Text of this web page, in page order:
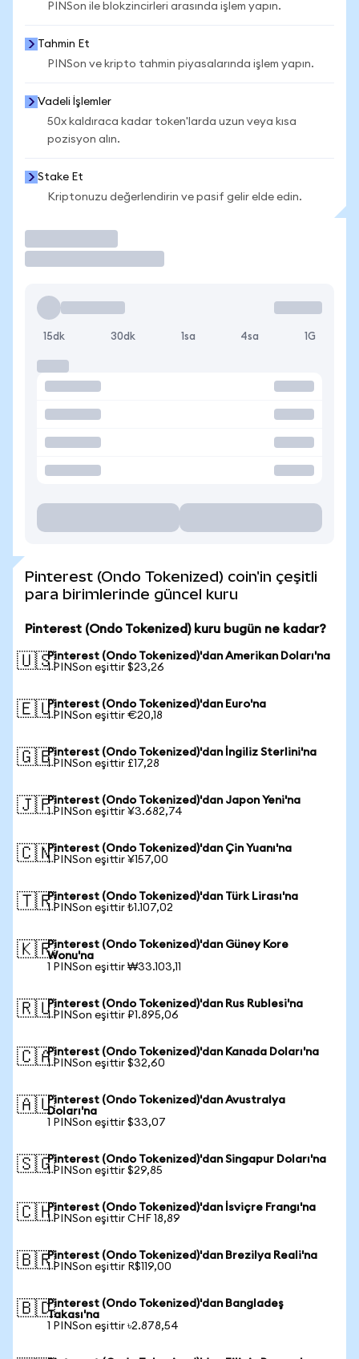
PINSon ile blokzincirleri arasında işlem yapın.
Tahmin Et
PINSon ve kripto tahmin piyasalarında işlem yapın.
Vadeli İşlemler
50x kaldıraca kadar token'larda uzun veya kısa
pozisyon alın.
Stake Et
Kriptonuzu değerlendirin ve pasif gelir elde edin.
15dk 30dk 1sa 4sa 1G
Pinterest (Ondo Tokenized) coin'in çeşitli
para birimlerinde güncel kuru
Pinterest (Ondo Tokenized) kuru bugün ne kadar?
🇺🇸Pinterest (Ondo Tokenized)'dan Amerikan Doları'na
1 PINSon eşittir $23,26
🇪🇺Pinterest (Ondo Tokenized)'dan Euro'na
1 PINSon eşittir €20,18
🇬🇧Pinterest (Ondo Tokenized)'dan İngiliz Sterlini'na
1 PINSon eşittir £17,28
🇯🇵Pinterest (Ondo Tokenized)'dan Japon Yeni'na
1 PINSon eşittir ¥3.682,74
🇨🇳Pinterest (Ondo Tokenized)'dan Çin Yuanı'na
1 PINSon eşittir ¥157,00
🇹🇷Pinterest (Ondo Tokenized)'dan Türk Lirası'na
1 PINSon eşittir ₺1.107,02
🇰🇷Pinterest (Ondo Tokenized)'dan Güney Kore
Wonu'na
1 PINSon eşittir ₩33.103,11
🇷🇺Pinterest (Ondo Tokenized)'dan Rus Rublesi'na
1 PINSon eşittir ₽1.895,06
🇨🇦Pinterest (Ondo Tokenized)'dan Kanada Doları'na
1 PINSon eşittir $32,60
🇦🇺Pinterest (Ondo Tokenized)'dan Avustralya
Doları'na
1 PINSon eşittir $33,07
🇸🇬Pinterest (Ondo Tokenized)'dan Singapur Doları'na
1 PINSon eşittir $29,85
🇨🇭Pinterest (Ondo Tokenized)'dan İsviçre Frangı'na
1 PINSon eşittir CHF 18,89
🇧🇷Pinterest (Ondo Tokenized)'dan Brezilya Reali'na
1 PINSon eşittir R$119,00
🇧🇩Pinterest (Ondo Tokenized)'dan Bangladeş
Takası'na
1 PINSon eşittir ৳2.878,54